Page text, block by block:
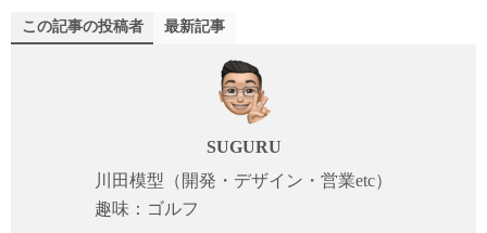
この記事の投稿者 最新記事
SUGURU
川田模型（開発・デザイン・営業etc）
趣味：ゴルフ